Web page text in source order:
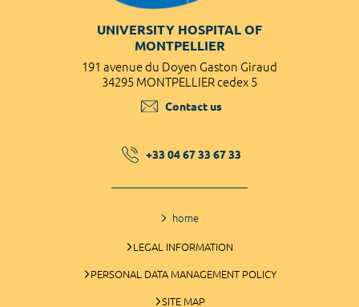
UNIVERSITY HOSPITAL OF
MONTPELLIER
191 avenue du Doyen Gaston Giraud
34295 MONTPELLIER cedex 5
Contact us
+33 04 67 33 67 33
home
LEGAL INFORMATION
PERSONAL DATA MANAGEMENT POLICY
SITE MAP